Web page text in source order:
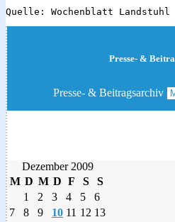
Quelle: Wochenblatt Landstuhl
Presse- &
Presse- & Beitragsarchiv
Dezember 2009
M D M D F S
S
1
2 3 4 5
6
7
8 9 10 11 12 13